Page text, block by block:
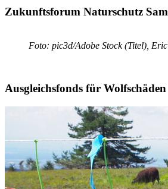
Zukunftsforum Naturschutz
Foto: pic3d/Adobe Stock (Titel),
Ausgleichsfonds für Wolfschäden